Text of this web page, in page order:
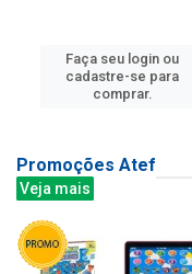
Faça seu login ou
cadastre-se para
comprar.
Promoções Atef
Veja mais